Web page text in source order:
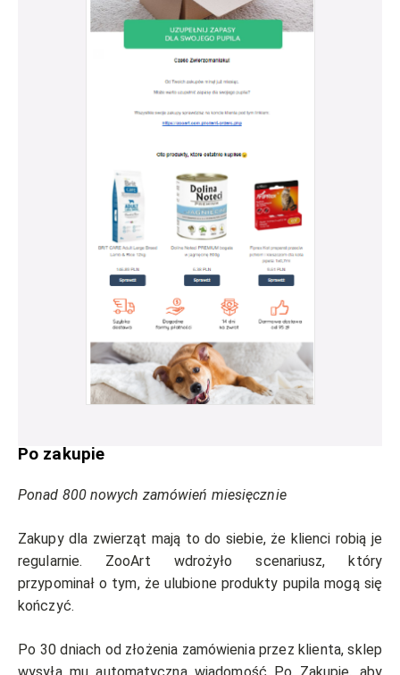
Po zakupie
Ponad 800 nowych zamówień miesięcznie
Zakupy dla zwierząt mają to do siebie, że klienci robią je
regularnie. ZooArt wdrożyło scenariusz, który
przypominał o tym, że ulubione produkty pupila mogą się
kończyć.
Po 30 dniach od złożenia zamówienia przez klienta, sklep
wysyła muautomatycznąwiadomość Po Zakupie, aby